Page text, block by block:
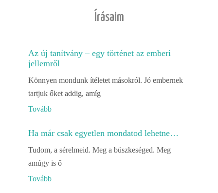
Írásaim
Az új tanítvány – egy történet az emberi
jellemről
Könnyen mondunk ítéletet másokról. Jó embernek
tartjuk őket addig, amíg
Tovább
Ha már csak egyetlen mondatod lehetne…
Tudom, a sérelmeid. Meg a büszkeséged. Meg
amúgy is ő
Tovább